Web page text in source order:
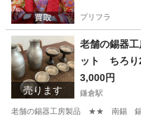
プリフラ
売ります
老舗の錫
ット ちろ
3,000円
鎌倉駅
老舗の錫器工房製品 ★★ 南錫 錫半